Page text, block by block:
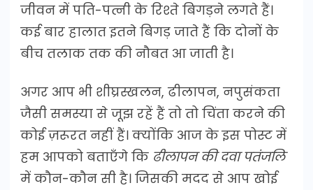
जीवन में पति-पत्नी के रिश्ते बिगड़ने लगते हैं।
कई बार हालात इतने बिगड़ जाते हैं कि दोनों के
बीच तलाक तक की नौबत आ जाती है।
अगर आप भी शीघ्रस्खलन, ढीलापन, नपुसंकता
जैसी समस्या से जूझ रहें हैं तो तो चिंता करने की
कोई ज़रूरत नहीं हैं। क्योंकि आज के इस पोस्ट में
हम आपको बताएँगे कि ढीलापन की दवा पतंजलि
में कौन-कौन सी है। जिसकी मदद से आप खोई